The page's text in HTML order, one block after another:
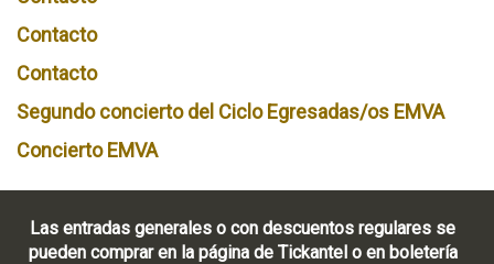
Contacto
Contacto
Segundo concierto del Ciclo Egresadas/os EMVA
Concierto EMVA
Las entradas generales o con descuentos regulares se
pueden comprar en la página de Tickantel o en boletería